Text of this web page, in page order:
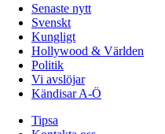
Senaste nytt
Svenskt
Kungligt
Hollywood & Världen
Politik
Vi avslöjar
Kändisar A-Ö
Tipsa